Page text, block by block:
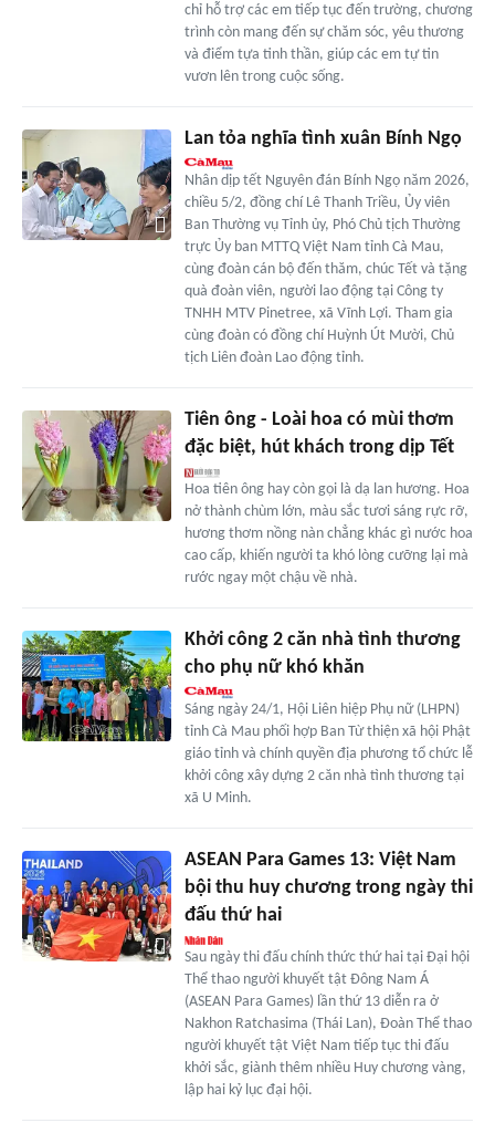
chỉ hỗ trợ các em tiếp tục đến trường, chương
trình còn mang đến sự chăm sóc, yêu thương
và điểm tựa tinh thần, giúp các em tự tin
vươn lên trong cuộc sống.
Lan tỏa nghĩa tình xuân Bính Ngọ
Nhân dịp tết Nguyên đán Bính Ngọ năm 2026,
chiều 5/2, đồng chí Lê Thanh Triều, Ủy viên
Ban Thường vụ Tỉnh ủy, Phó Chủ tịch Thường
trực Ủy ban MTTQ Việt Nam tỉnh Cà Mau,
cùng đoàn cán bộ đến thăm, chúc Tết và tặng
quà đoàn viên, người lao động tại Công ty
TNHH MTV Pinetree, xã Vĩnh Lợi. Tham gia
cùng đoàn có đồng chí Huỳnh Út Mười, Chủ
tịch Liên đoàn Lao động tỉnh.
Tiên ông - Loài hoa có mùi thơm
đặc biệt, hút khách trong dịp Tết
Hoa tiên ông hay còn gọi là dạ lan hương. Hoa
nở thành chùm lớn, màu sắc tươi sáng rực rỡ,
hương thơm nồng nàn chẳng khác gì nước hoa
cao cấp, khiến người ta khó lòng cưỡng lại mà
rước ngay một chậu về nhà.
Khởi công 2 căn nhà tình thương
cho phụ nữ khó khăn
Sáng ngày 24/1, Hội Liên hiệp Phụ nữ (LHPN)
tỉnh Cà Mau phối hợp Ban Từ thiện xã hội Phật
giáo tỉnh và chính quyền địa phương tổ chức lễ
khởi công xây dựng 2 căn nhà tình thương tại
xã U Minh.
ASEAN Para Games 13: Việt Nam
bội thu huy chương trong ngày thi
đấu thứ hai
Sau ngày thi đấu chính thức thứ hai tại Đại hội
Thể thao người khuyết tật Đông Nam Á
(ASEAN Para Games) lần thứ 13 diễn ra ở
Nakhon Ratchasima (Thái Lan), Đoàn Thể thao
người khuyết tật Việt Nam tiếp tục thi đấu
khởi sắc, giành thêm nhiều Huy chương vàng,
lập hai kỷ lục đại hội.